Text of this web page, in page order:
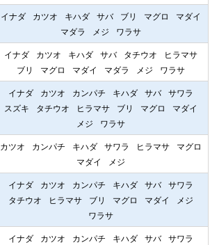
イナダ カツオ キハダ サバ ブリ マグロ
マダイ
マダラ
メジ ワラサ
イナダ カツオ キハダ サバ タチウオ
ヒラマサ
ブリ
マグロ マダイ マダラ メジ ワラサ
イナダ カツオ カンパチ キハダ サバ
サワラ
スズキ
タチウオ ヒラマサ ブリ マグロ
マダイ
メジ
ワラサ
カツオ カンパチ キハダ サワラ ヒラマサ
マグロ
マダイ
メジ
イナダ カツオ カンパチ キハダ サバ
サワラ
タチウオ
ヒラマサ ブリ マグロ マダイ
メジ
ワラサ
イナダ カツオ カンパチ キハダ サバ
サワラ